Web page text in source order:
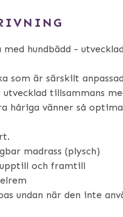
hundbädd -
som är särskilt
utvecklad tillsammans
håriga vänner så
madrass (plysch)
upptill och framtill
undan när den inte